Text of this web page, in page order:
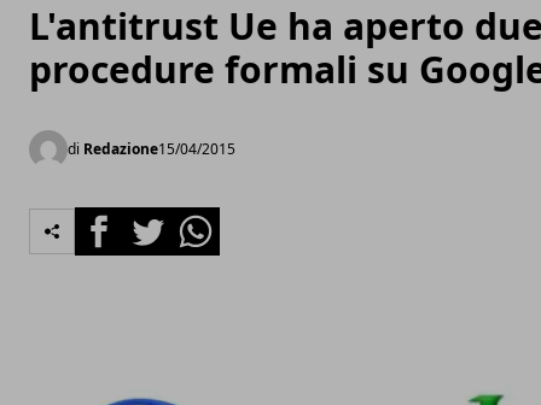
L'antitrust Ue ha aperto
procedure formali su
di Redazione15/04/2015
FacebookTwitterWhatsapp